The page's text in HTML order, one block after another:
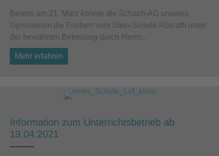
Bereits am 21. März konnte die Schach-AG unseres
Gymnasium die Freiherr vom Stein-Schule Rösrath unter
der bewährten Betreuung durch Herrn...
Mehr erfahren
Information zum Unterrichtsbetrieb ab
19.04.2021